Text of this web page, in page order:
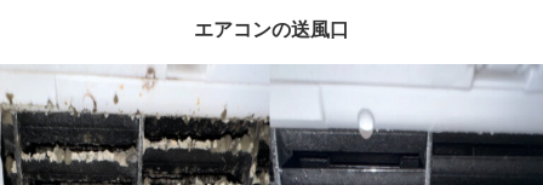
エアコンの送風口